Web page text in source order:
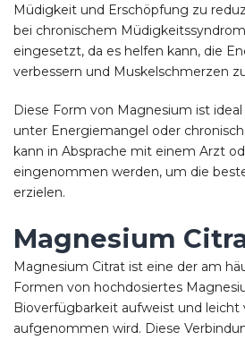
Müdigkeit und Erschöpfung zu
bei chronischem
eingesetzt, da es helfen kann, die
verbessern und Muskelschmerzen
Diese Form von Magnesium ist
unter Energiemangel oder
kann in Absprache mit einem Arzt
eingenommen werden, um die
erzielen.
Magnesium
Magnesium Citrat ist eine der am
Formen von hochdosiertes
Bioverfügbarkeit aufweist und leicht
aufgenommen wird. Diese